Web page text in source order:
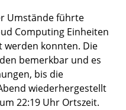
Umstände führte
Computing Einheiten
konnten. Die
bemerkbar und es
bis die
wiederhergestellt
22:19 Uhr Ortszeit.